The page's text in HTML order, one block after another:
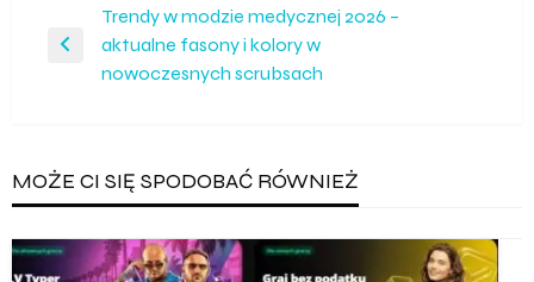
Nawigacja
wpisu
Poprzedni
Trendy w modzie medycznej 2026 –
aktualne fasony i kolory w
nowoczesnych scrubsach
MOŻE CI SIĘ SPODOBAĆ RÓWNIEŻ